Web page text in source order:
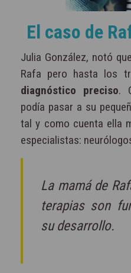
El caso de
Julia González, notó
Rafa pero hasta los
diagnóstico preciso.
podía pasar a su
tal y como cuenta ella
especialistas:
La mamá de
terapias son
su desarrollo.